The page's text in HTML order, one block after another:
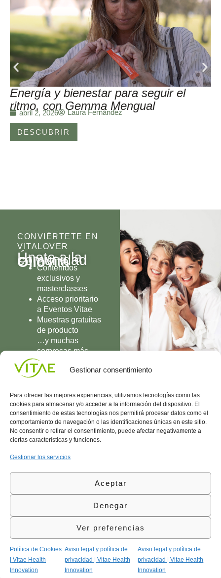
Gestionar consentimiento
Para ofrecer las mejores experiencias, utilizamos tecnologías como las
cookies para almacenar y/o acceder a la información del dispositivo. El
consentimiento de estas tecnologías nos permitirá procesar datos como el
comportamiento de navegación o las identificaciones únicas en este sitio.
No consentir o retirar el consentimiento, puede afectar negativamente a
ciertas características y funciones.
Gestionar los servicios
Aceptar
Denegar
Ver preferencias
Política de Cookies
| Vitae Health
Innovation
Aviso legal y política de
privacidad | Vitae Health
Innovation
Aviso legal y política de
privacidad | Vitae Health
Innovation
Energía y bienestar para seguir el
ritmo, con Gemma Mengual
abril 2, 2026 Laura Fernández
DESCUBRIR
CONVIÉRTETE EN
VITALOVER
Únete a la
comunidad
OlioVita
Contenidos
exclusivos y
masterclasses
Acceso prioritario
a Eventos Vitae
Muestras gratuitas
de producto
…y muchas
sorpresas más
UNIRME
Conocenos
Vitae
l
Área
Política
de
Política
Calidad
(+34)
935
©Vitae Health Innovation S.L. Todos los derechos